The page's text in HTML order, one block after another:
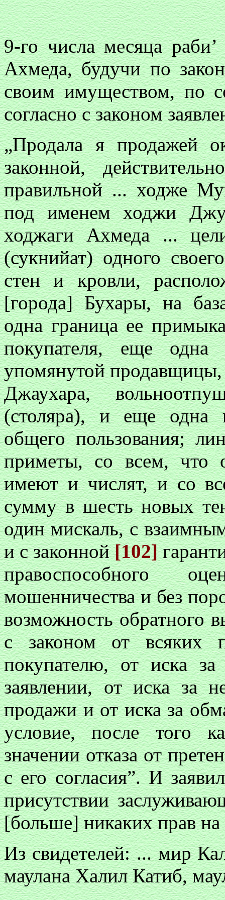
9-го числа месяца
Ахмеда, будучи по
своим имуществом, по
согласно с законом
„Продала я продажей
законной,
правильной ... ходже
под именем ходжи
ходжаги Ахмеда ...
(сукнийат) одного
стен и кровли,
[города] Бухары, на
одна граница ее
покупателя, еще
упомянутой
Джаухара,
(столяра), и еще одна
общего пользования;
приметы, со всем, что
имеют и числят, и со
сумму в шесть новых
один мискаль, с
и с законной[102]
правоспособного
мошенничества и без
возможность обратного
с законом от всяких
покупателю, от иска
заявлении, от иска за
продажи и от иска за
условие, после того
значении отказа от
с его согласия”. И
присутствии
[больше] никаких прав на
Из свидетелей: ... мир
маулана Халил Катиб,